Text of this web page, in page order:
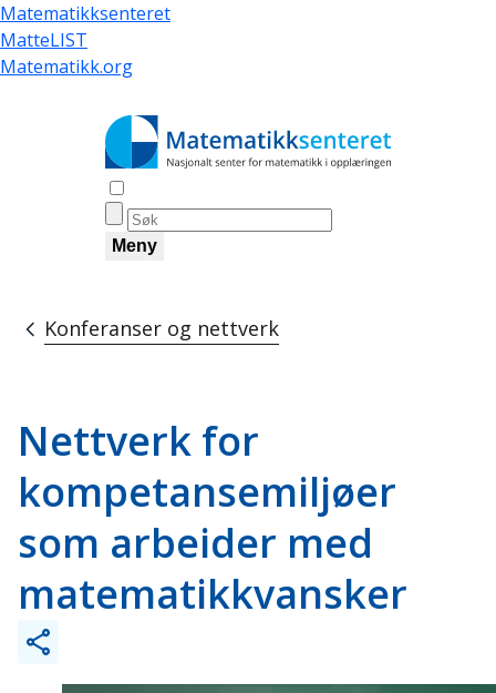
Skip
to
main
Matematikksenteret
MatteLIST
Matematikk.org
Meny
Breadcrumb
Konferanser og nettverk
Nettverk for
kompetansemiljøer
som arbeider med
matematikkvansker